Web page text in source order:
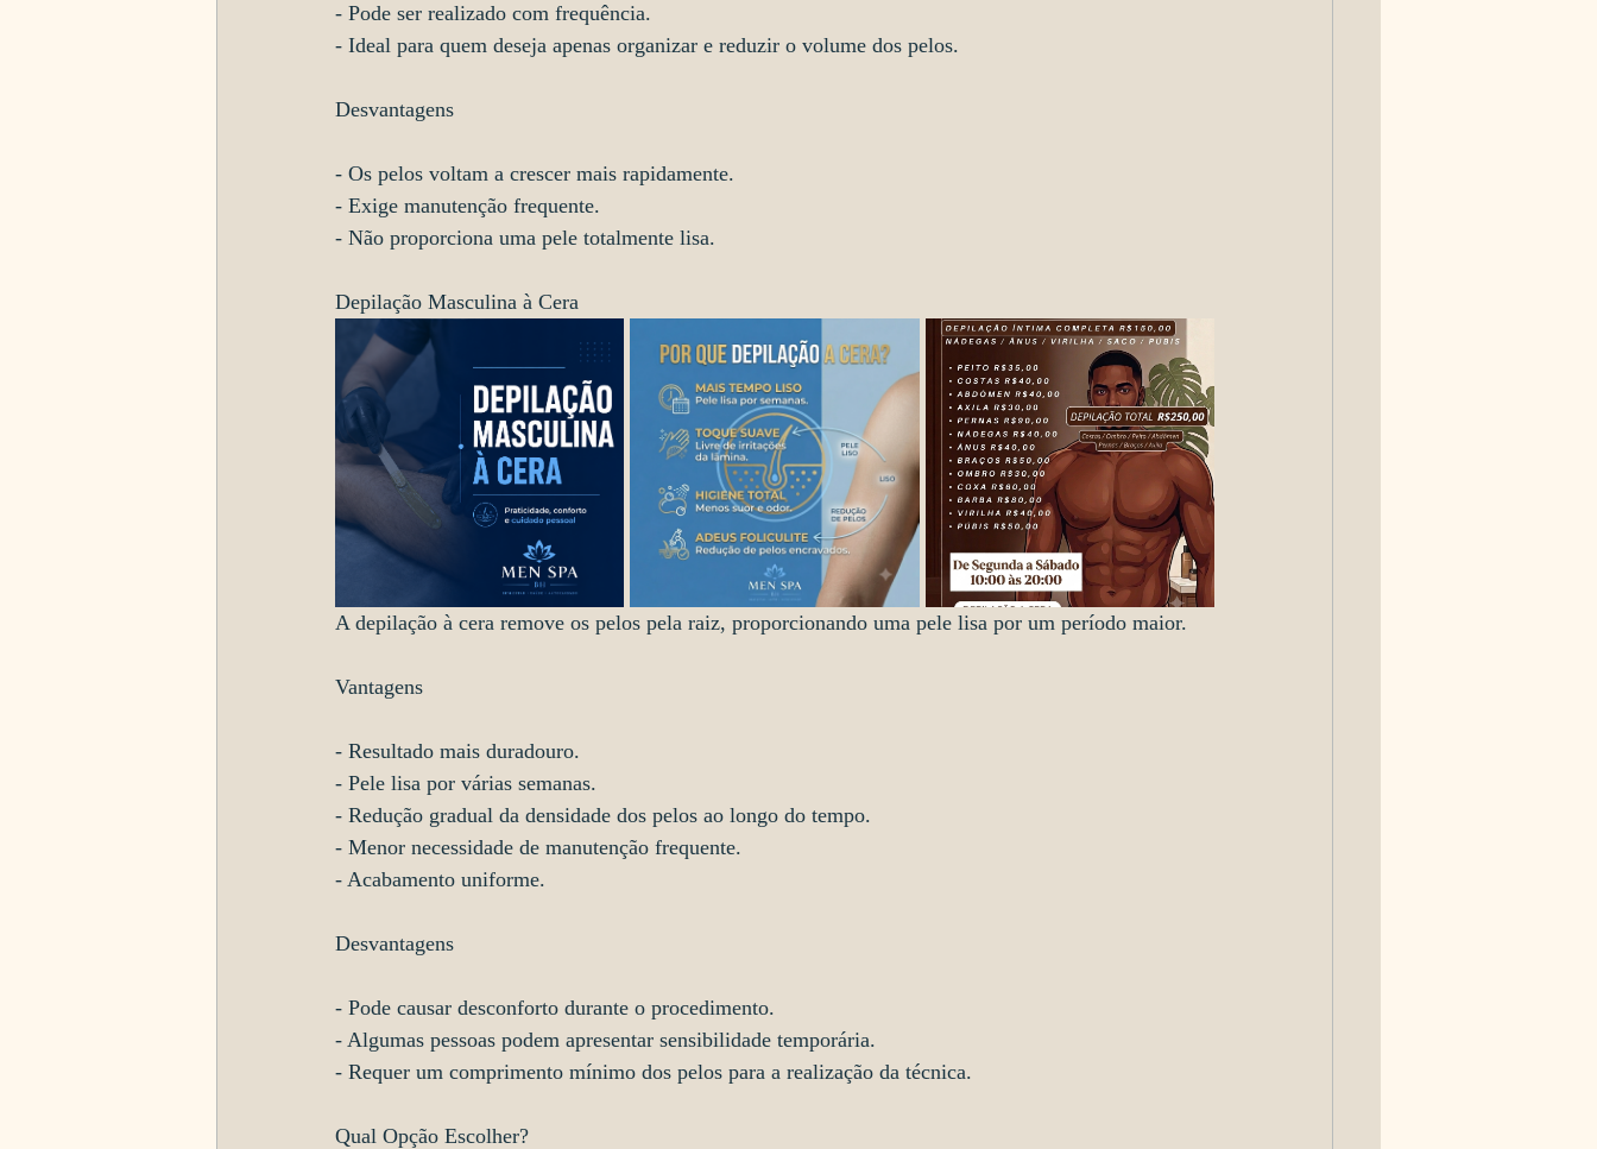
- Pode ser realizado com frequência.
- Ideal para quem deseja apenas organizar e reduzir o volume dos pelos.
Desvantagens
- Os pelos voltam a crescer mais rapidamente.
- Exige manutenção frequente.
- Não proporciona uma pele totalmente lisa.
Depilação Masculina à Cera
A depilação à cera remove os pelos pela raiz, proporcionando uma pele lisa por um período maior.
Vantagens
- Resultado mais duradouro.
- Pele lisa por várias semanas.
- Redução gradual da densidade dos pelos ao longo do tempo.
- Menor necessidade de manutenção frequente.
- Acabamento uniforme.
Desvantagens
- Pode causar desconforto durante o procedimento.
- Algumas pessoas podem apresentar sensibilidade temporária.
- Requer um comprimento mínimo dos pelos para a realização da técnica.
Qual Opção Escolher?